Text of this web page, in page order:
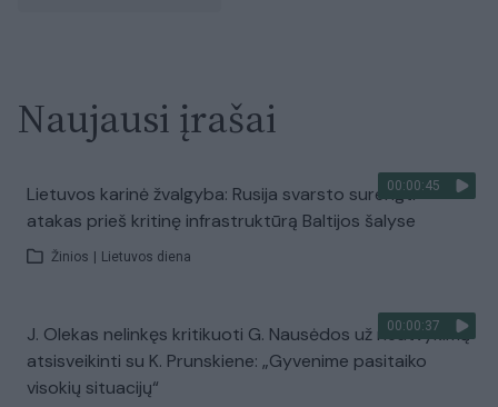
Naujausi įrašai
00:00:45
Lietuvos karinė žvalgyba: Rusija svarsto surengti
atakas prieš kritinę infrastruktūrą Baltijos šalyse
Žinios Lietuvos diena
00:00:37
J. Olekas nelinkęs kritikuoti G. Nausėdos už neatvykimą
atsisveikinti su K. Prunskiene: „Gyvenime pasitaiko
visokių situacijų“